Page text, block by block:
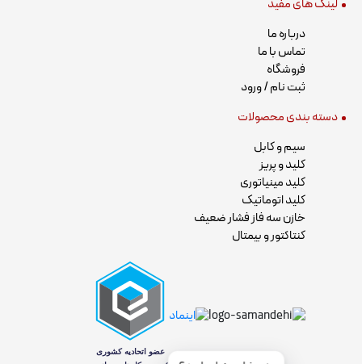
لینک های مفید
درباره ما
تماس با ما
فروشگاه
ثبت نام / ورود
دسته بندی محصولات
سیم و کابل
کلید و پریز
کلید مینیاتوری
کلید اتوماتیک
خازن سه فاز فشار ضعیف
کنتاکتور و بیمتال